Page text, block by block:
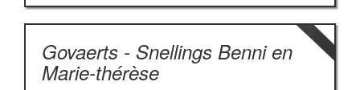
Govaerts - Snellings Benni en
Marie-thérèse